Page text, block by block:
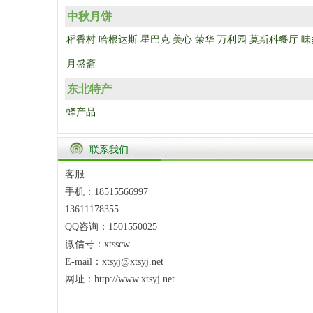
中秋月饼
稻香村 哈根达斯 星巴克 美心 荣华 万利园 莫斯科餐厅 味
月盛斋
东北特产
蜂产品
联系我们
客服:
手机：18515566997
13611178355
QQ咨询：1501550025
微信号：xtsscw
E-mail：xtsyj@xtsyj.net
网址：http://www.xtsyj.net